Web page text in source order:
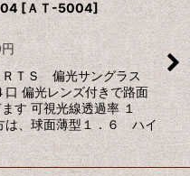
[ＡＴ-5004]
円
ＲＴＳ 偏光サングラス
偏光レンズ付きで路面
す 可視光線透過率 １
は、球面薄型１．６ ハイ